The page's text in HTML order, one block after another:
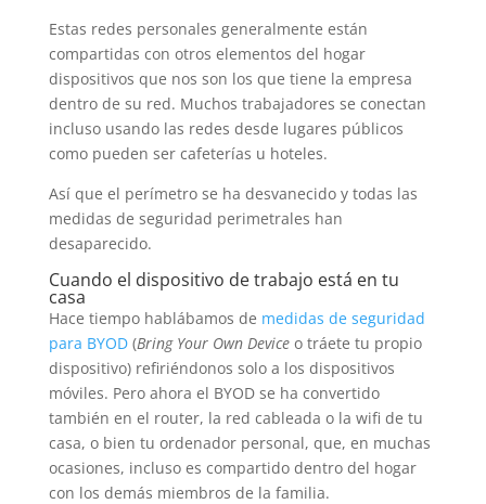
Estas redes personales generalmente están
compartidas con otros elementos del hogar
dispositivos que nos son los que tiene la empresa
dentro de su red. Muchos trabajadores se conectan
incluso usando las redes desde lugares públicos
como pueden ser cafeterías u hoteles.
Así que el perímetro se ha desvanecido y todas las
medidas de seguridad perimetrales han
desaparecido.
Cuando el dispositivo de trabajo está en tu
casa
Hace tiempo hablábamos de medidas de seguridad
para BYOD(Bring Your Own Deviceo tráete tu propio
dispositivo) refiriéndonos solo a los dispositivos
móviles. Pero ahora el BYOD se ha convertido
también en el router, la red cableada o la wifi de tu
casa, o bien tu ordenador personal, que, en muchas
ocasiones, incluso es compartido dentro del hogar
con los demás miembros de la familia.